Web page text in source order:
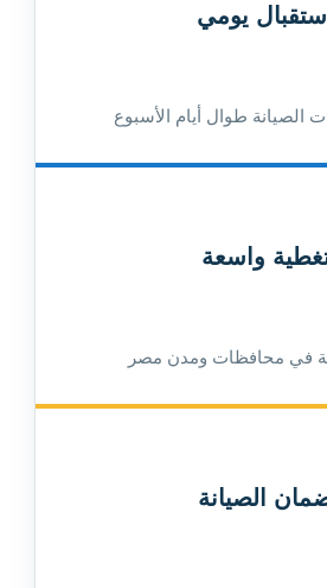
استقبال يومي
الصيانة طوال أيام الأسبوع
واسعة
في محافظات ومدن مصر
الصيانة